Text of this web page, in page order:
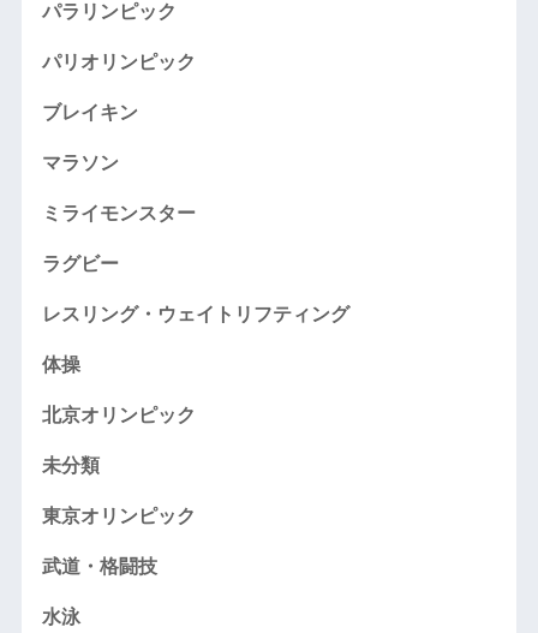
パラリンピック
パリオリンピック
ブレイキン
マラソン
ミライモンスター
ラグビー
レスリング・ウェイトリフティング
体操
北京オリンピック
未分類
東京オリンピック
武道・格闘技
水泳